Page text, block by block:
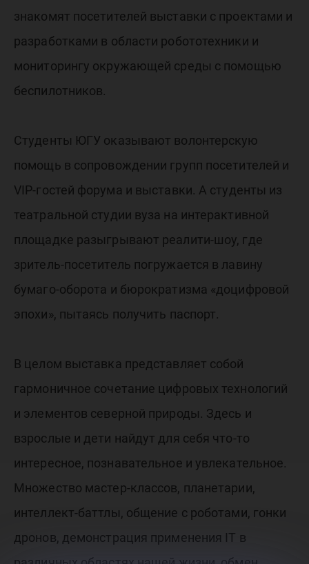
знакомят посетителей выставки с проектами и
разработками в области робототехники и
мониторингу окружающей среды с помощью
беспилотников.
Студенты ЮГУ оказывают волонтерскую
помощь в сопровождении групп посетителей и
VIP-гостей форума и выставки. А студенты из
театральной студии вуза на интерактивной
площадке разыгрывают реалити-шоу, где
зритель-посетитель погружается в лавину
бумаго-оборота и бюрократизма «доцифровой
эпохи», пытаясь получить паспорт.
В целом выставка представляет собой
гармоничное сочетание цифровых технологий
и элементов северной природы. Здесь и
взрослые и дети найдут для себя что-то
интересное, познавательное и увлекательное.
Множество мастер-классов, планетарии,
интеллект-баттлы, общение с роботами, гонки
дронов, демонстрация применения IT в